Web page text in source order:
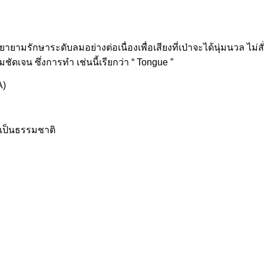
ยามรักษาระดับลมอย่างต่อเนื่องเพื่อเสียงที่เป่าจะได้นุ่มนวล ไม่
ดเจน ซึ่งการทำ เช่นนี้เรียกว่า “ Tongue ”
ป็นธรรมชาติ